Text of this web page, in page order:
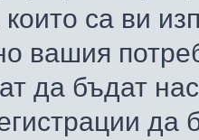
които са ви
вашия
да бъдат
да